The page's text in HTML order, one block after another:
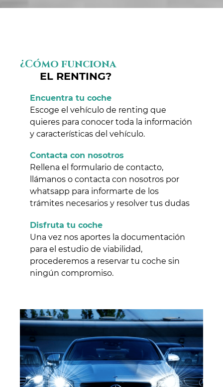
¿Cómo funciona
EL RENTING?
Encuentra tu coche
Escoge el vehículo de renting que
quieres para conocer toda la información
y características del vehículo.
Contacta con nosotros
Rellena el formulario de contacto,
llámanos o contacta con nosotros por
whatsapp para informarte de los
trámites necesarios y resolver tus dudas
Disfruta tu coche
Una vez nos aportes la documentación
para el estudio de viabilidad,
procederemos a reservar tu coche sin
ningún compromiso.